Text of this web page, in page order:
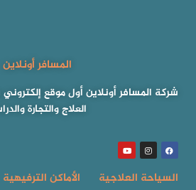
المسافر أونلاين
شركة المسافر أونلاين أول موقع إلكتروني
العلاج والتجارة
السياحة العلاجية الأماكن الترفيهية